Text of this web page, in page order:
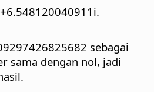
sebagai
sama dengan nol, jadi